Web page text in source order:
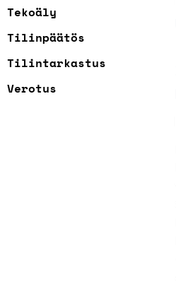
Tekoäly
Tilinpäätös
Tilintarkastus
Verotus